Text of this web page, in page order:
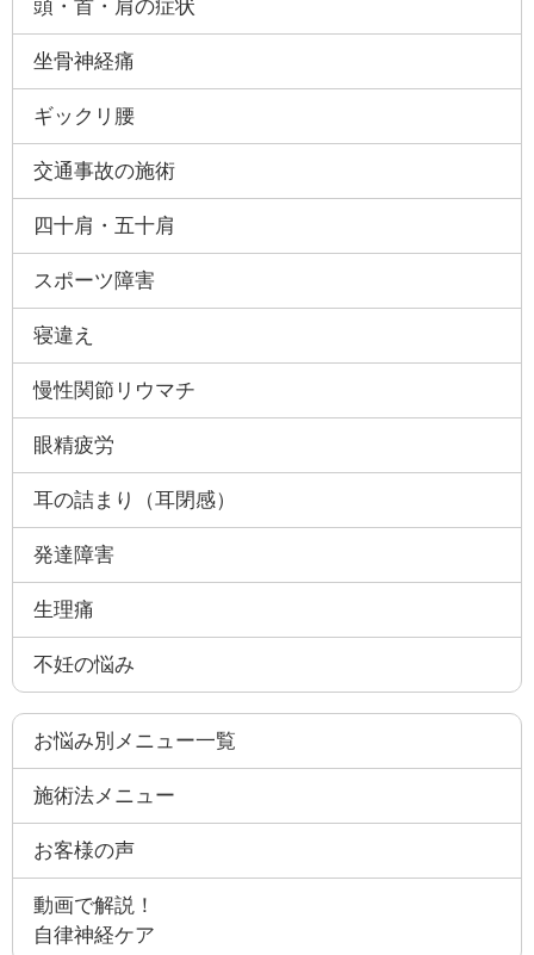
頭・首・肩の症状
坐骨神経痛
ギックリ腰
交通事故の施術
四十肩・五十肩
スポーツ障害
寝違え
慢性関節リウマチ
眼精疲労
耳の詰まり（耳閉感）
発達障害
生理痛
不妊の悩み
お悩み別メニュー一覧
施術法メニュー
お客様の声
動画で解説！
自律神経ケア